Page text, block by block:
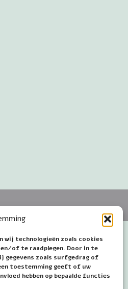
wij technologieën zoals cookies
of te raadplegen. Door in te
gegevens zoals surfgedrag of
toestemming geeft of uw
hebben op bepaalde functies